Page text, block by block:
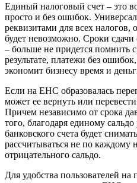
Единый налоговый счет – это
просто и без ошибок.
реквизитами для всех налогов,
будет невозможно. Сроки
– больше не придется помнить
результате, платежи без
экономит бизнесу время и
Если на ЕНС образовалась
может ее вернуть или
Причем независимо от срока
того, благодаря единому
банковского счета будет
рассчитываться не по каждому
отрицательного сальдо.
Для удобства пользователей